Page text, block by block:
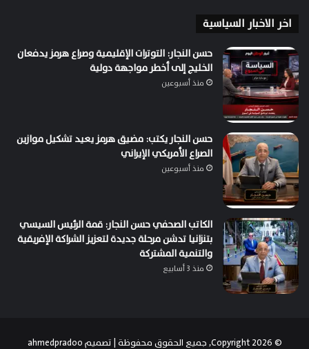
اخر الاخبار السياسية
حسن النجار: التوترات الإقليمية وصراع هرمز يدفعان
الخليج إلى أخطر مواجهة دولية
منذ أسبوعين
حسن النجار يكتب: مضيق هرمز يعيد تشكيل موازين
الصراع الأمريكي الإيراني
منذ أسبوعين
الكاتب الصحفي حسن النجار: قمة الرئيس السيسي
بتنزانيا تدشن مرحلة جديدة لتعزيز الشراكة الإفريقية
والتنمية المشتركة
منذ 3 أسابيع
© Copyright 2026, جميع الحقوق محفوظة | تصميم ahmedpradoo